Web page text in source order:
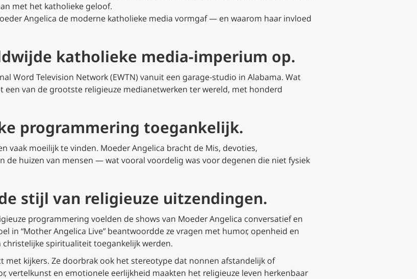
met het katholieke geloof.
Angelica de moderne katholieke media vormgaf — en waarom haar invloed
katholieke media-imperium op.
Word Television Network (EWTN) vanuit een garage-studio in Alabama. Wat
van de grootste religieuze medianetwerken ter wereld, met honderd
programmering toegankelijk.
vaak moeilijk te vinden. Moeder Angelica bracht de Mis, devoties,
de huizen van mensen — wat vooral voordelig was voor degenen die niet fysiek
stijl van religieuze uitzendingen.
programmering voelden de shows van Moeder Angelica conversatief en
in “Mother Angelica Live” beantwoordde ze vragen met humor, openheid en
spiritualiteit toegankelijk werden.
met kijkers. Ze doorbrak ook het stereotype dat nonnen afstandelijk of
vertelkunst en emotionele eerlijkheid maakten het religieuze leven herkenbaar